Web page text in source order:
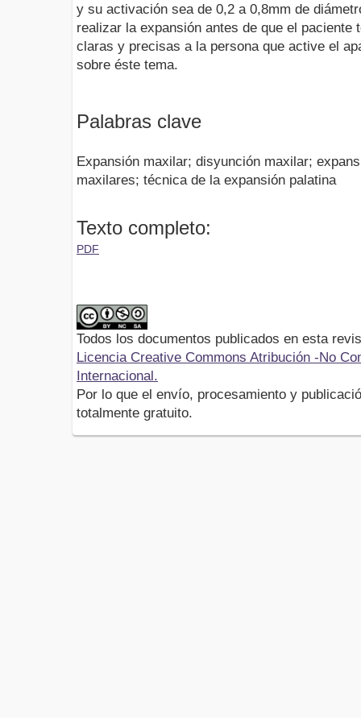
y su activación sea de 0,2 a 0,8mm de
realizar la expansión antes de que el paciente
claras y precisas a la persona que active el
sobre éste tema.
Palabras clave
Expansión maxilar; disyunción maxilar;
maxilares; técnica de la expansión palatina
Texto completo:
PDF
Todos los documentos publicados en esta
Licencia Creative Commons Atribución -No
Internacional.
Por lo que el envío, procesamiento y
totalmente gratuito.